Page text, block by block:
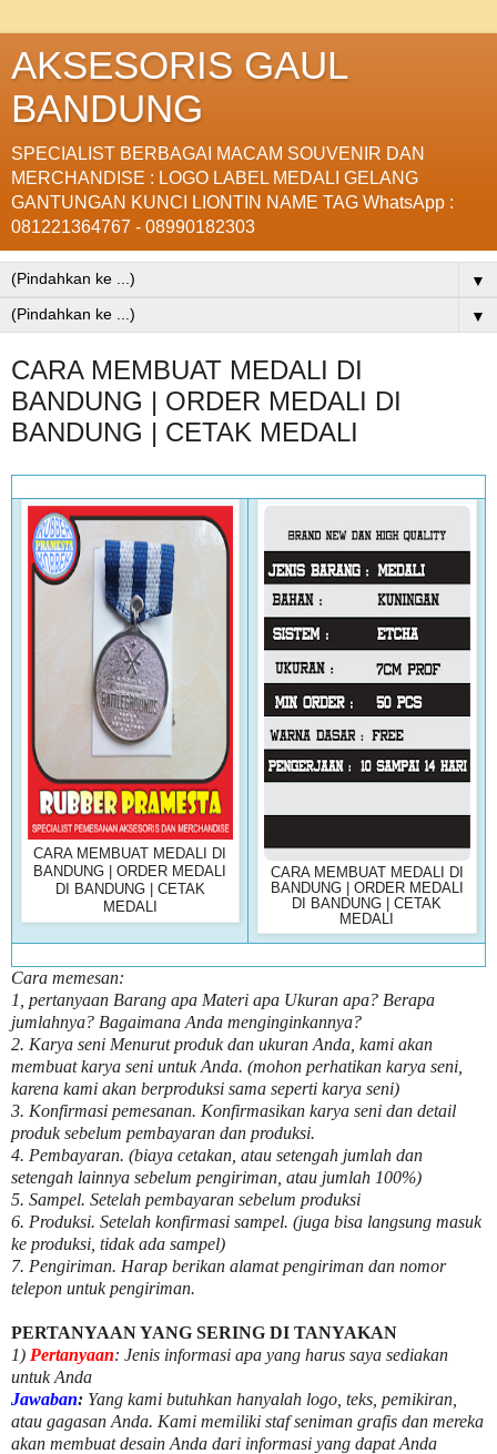
AKSESORIS GAUL
BANDUNG
SPECIALIST BERBAGAI MACAM SOUVENIR DAN
MERCHANDISE : LOGO LABEL MEDALI GELANG
GANTUNGAN KUNCI LIONTIN NAME TAG WhatsApp :
081221364767 - 08990182303
▼
▼
CARA MEMBUAT MEDALI DI
BANDUNG | ORDER MEDALI DI
BANDUNG | CETAK MEDALI
CARA MEMBUAT MEDALI DI
BANDUNG | ORDER MEDALI
DI BANDUNG | CETAK
MEDALI
CARA MEMBUAT MEDALI DI
BANDUNG | ORDER MEDALI
DI BANDUNG | CETAK
MEDALI
Cara memesan:
1, pertanyaan Barang apa Materi apa Ukuran apa? Berapa
jumlahnya? Bagaimana Anda menginginkannya?
2. Karya seni Menurut produk dan ukuran Anda, kami akan
membuat karya seni untuk Anda. (mohon perhatikan karya seni,
karena kami akan berproduksi sama seperti karya seni)
3. Konfirmasi pemesanan. Konfirmasikan karya seni dan detail
produk sebelum pembayaran dan produksi.
4. Pembayaran. (biaya cetakan, atau setengah jumlah dan
setengah lainnya sebelum pengiriman, atau jumlah 100%)
5. Sampel. Setelah pembayaran sebelum produksi
6. Produksi. Setelah konfirmasi sampel. (juga bisa langsung masuk
ke produksi, tidak ada sampel)
7. Pengiriman. Harap berikan alamat pengiriman dan nomor
telepon untuk pengiriman.
PERTANYAAN YANG SERING DI TANYAKAN
1) Pertanyaan: Jenis informasi apa yang harus saya sediakan
untuk Anda
Jawaban: Yang kami butuhkan hanyalah logo, teks, pemikiran,
atau gagasan Anda. Kami memiliki staf seniman grafis dan mereka
akan membuat desain Anda dari informasi yang dapat Anda